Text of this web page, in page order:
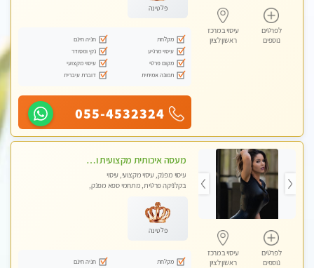
לפרטים
נוספים
עיסוי במרכז
ראשון לציון
פלטינה
מקלחת
חניה חינם
עיסוי מרגיע
נקי ומסודר
מקום פרטי
עיסוי מקצועי
תמונה אמיתית
דוברת עיברית
055-4532324
לפרטים
נוספים
עיסוי במרכז
ראשון לציון
מעסה איכותית מקצועית ומפנקת מאוד- ללא מין !!!
עיסוי מפנק, עיסוי מקצועי, עיסוי
בקלניקה פרטית, מתחמי ספא מפנק,
פלטינה
מקלחת
חניה חינם